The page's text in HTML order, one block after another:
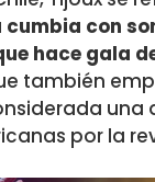
cumbia con
hace gala
también
una
por la